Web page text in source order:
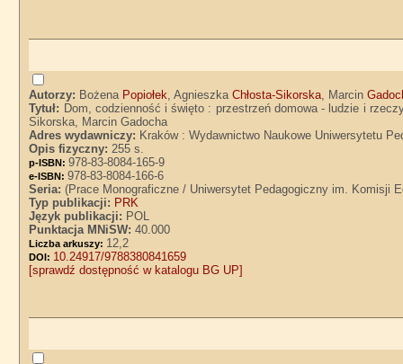
Autorzy: Bożena Popiołek, AgnieszkaChłosta-Sikorska, Marcin
Tytuł: Dom, codzienność i święto : przestrzeń domowa - ludzie i
Sikorska, Marcin Gadocha
Adres wydawniczy: Kraków : Wydawnictwo Naukowe Uniwersytetu
Opis fizyczny:255 s.
p-ISBN:978-83-8084-165-9
e-ISBN:978-83-8084-166-6
Seria:(Prace Monograficzne / Uniwersytet Pedagogiczny im. Komisji
Typ publikacji: PRK
Język publikacji: POL
Punktacja MNiSW:40.000
Liczba arkuszy: 12,2
DOI: 10.24917/9788380841659
[sprawdź dostępność w katalogu BG UP]